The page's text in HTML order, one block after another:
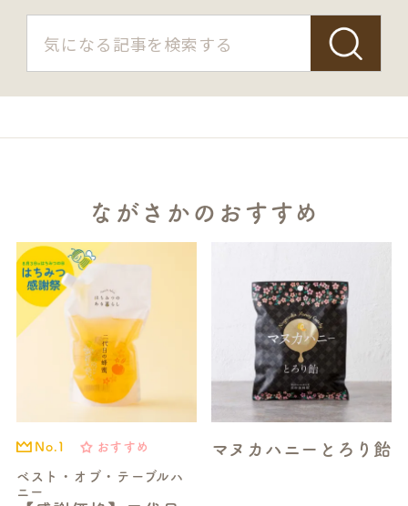
A
R
C
H
ながさかのおすすめ
ベスト・オブ・テーブルハ
ニー
No.1 おすすめ マヌカハニーとろり飴